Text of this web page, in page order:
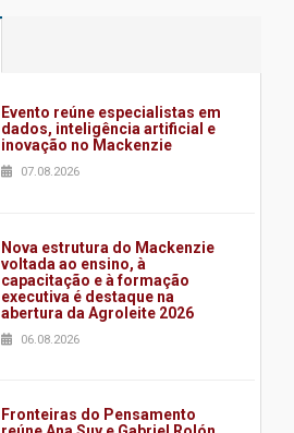
Evento reúne especialistas em
dados, inteligência artificial e
inovação no Mackenzie
07.08.2026
Nova estrutura do Mackenzie
voltada ao ensino, à
capacitação e à formação
executiva é destaque na
abertura da Agroleite 2026
06.08.2026
Fronteiras do Pensamento